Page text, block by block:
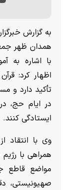
به گزارش
همدان ظهر
با اشاره به
اظهار کرد:
تأکید دارد و
در ایام حج،
ایستادگی کنند.
وی با انتقاد
همراهی با
مواضع قاطع
صهیونیستی،